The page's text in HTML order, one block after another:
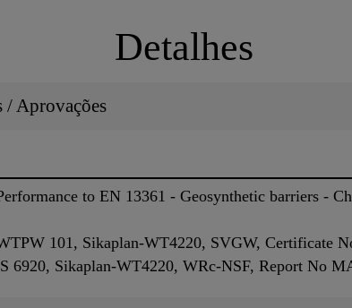
Detalhes
/ Aprovações
to EN 13361 - Geosynthetic barriers -
101, Sikaplan-WT4220, SVGW, Certificate
6920, Sikaplan-WT4220, WRc-NSF, Report No